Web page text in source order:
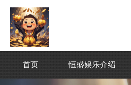
首页 恒盛娱乐介绍